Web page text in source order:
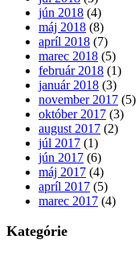
jún 2018 (4)
máj 2018 (8)
apríl 2018 (7)
marec 2018 (5)
február 2018 (1)
január 2018 (3)
november 2017 (5)
október 2017 (3)
august 2017 (2)
júl 2017 (1)
jún 2017 (6)
máj 2017 (4)
apríl 2017 (5)
marec 2017 (4)
Kategórie